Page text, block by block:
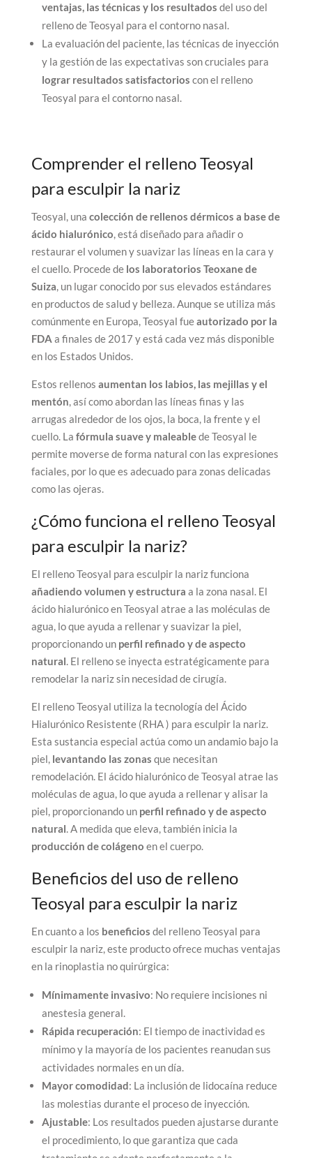
ventajas, las técnicas y los resultados del uso del
relleno de Teosyal para el contorno nasal.
La evaluación del paciente, las técnicas de inyección
y la gestión de las expectativas son cruciales para
lograr resultados satisfactorios con el relleno
Teosyal para el contorno nasal.
Comprender el relleno Teosyal
para esculpir la nariz
Teosyal, una colección de rellenos dérmicos a base de
ácido hialurónico, está diseñado para añadir o
restaurar el volumen y suavizar las líneas en la cara y
el cuello. Procede de los laboratorios Teoxane de
Suiza, un lugar conocido por sus elevados estándares
en productos de salud y belleza. Aunque se utiliza más
comúnmente en Europa, Teosyal fueautorizado por la
FDA a finales de 2017 y está cada vez más disponible
en los Estados Unidos.
Estos rellenos aumentan los labios, las mejillas y el
mentón, así como abordan las líneas finas y las
arrugas alrededor de los ojos, la boca, la frente y el
cuello. La fórmula suave y maleablede Teosyal le
permite moverse de forma natural con las expresiones
faciales, por lo que es adecuado para zonas delicadas
como las ojeras.
¿Cómo funciona el relleno Teosyal
para esculpir la nariz?
El relleno Teosyal para esculpir la nariz funciona
añadiendo volumen y estructura a la zona nasal. El
ácido hialurónico en Teosyal atrae a las moléculas de
agua, lo que ayuda a rellenar y suavizar la piel,
proporcionando un perfil refinado y de aspecto
natural. El relleno se inyecta estratégicamente para
remodelar la nariz sin necesidad de cirugía.
El relleno Teosyal utiliza la tecnología del Ácido
Hialurónico Resistente (RHA ) para esculpir la nariz.
Esta sustancia especial actúa como un andamio bajo la
piel, levantando las zonas que necesitan
remodelación. El ácido hialurónico de Teosyal atrae las
moléculas de agua, lo que ayuda a rellenar y alisar la
piel, proporcionando un perfil refinado y de aspecto
natural. A medida que eleva, también inicia la
producción de colágeno en el cuerpo.
Beneficios del uso de relleno
Teosyal para esculpir la nariz
En cuanto a los beneficios del relleno Teosyal para
esculpir la nariz, este producto ofrece muchas ventajas
en la rinoplastia no quirúrgica:
Mínimamente invasivo: No requiere incisiones ni
anestesia general.
Rápida recuperación: El tiempo de inactividad es
mínimo y la mayoría de los pacientes reanudan sus
actividades normales en un día.
Mayor comodidad: La inclusión de lidocaína reduce
las molestias durante el proceso de inyección.
Ajustable: Los resultados pueden ajustarse durante
el procedimiento, lo que garantiza que cada